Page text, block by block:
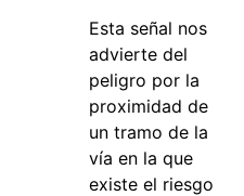
Esta señal nos
advierte del
peligro por la
proximidad de
un tramo de la
vía en la que
existe el riesgo